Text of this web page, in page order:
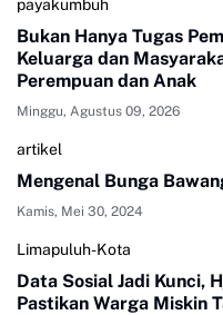
payakumbuh
Bukan Hanya Tugas
Keluarga dan
Perempuan dan Anak
Minggu, Agustus 09, 2026
artikel
Mengenal Bunga
Kamis, Mei 30, 2024
Limapuluh-Kota
Data Sosial Jadi Kunci,
Pastikan Warga Miskin